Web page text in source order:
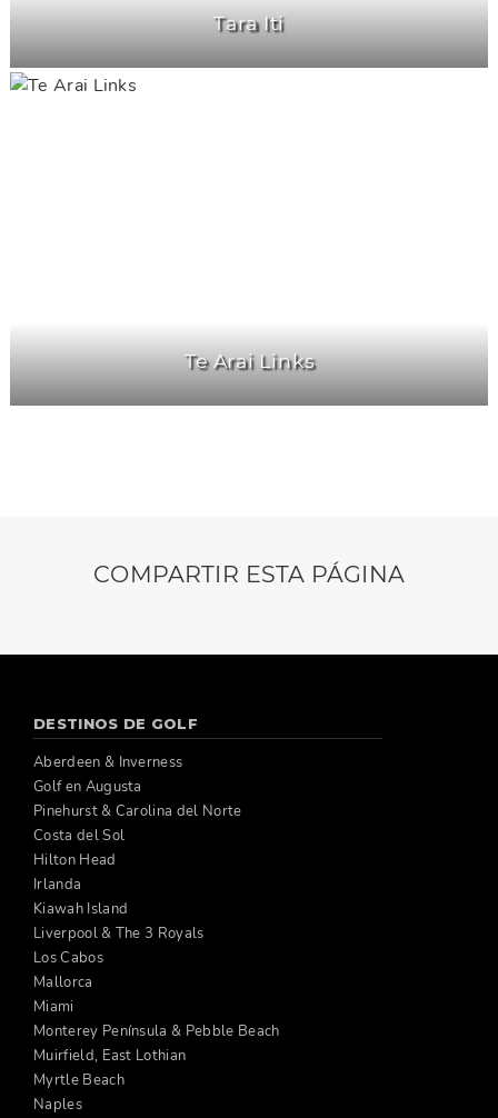
Tara Iti
Te Arai Links
COMPARTIR ESTA PÁGINA
DESTINOS DE GOLF
Aberdeen & Inverness
Golf en Augusta
Pinehurst & Carolina del Norte
Costa del Sol
Hilton Head
Irlanda
Kiawah Island
Liverpool & The 3 Royals
Los Cabos
Mallorca
Miami
Monterey Península & Pebble Beach
Muirfield, East Lothian
Myrtle Beach
Naples